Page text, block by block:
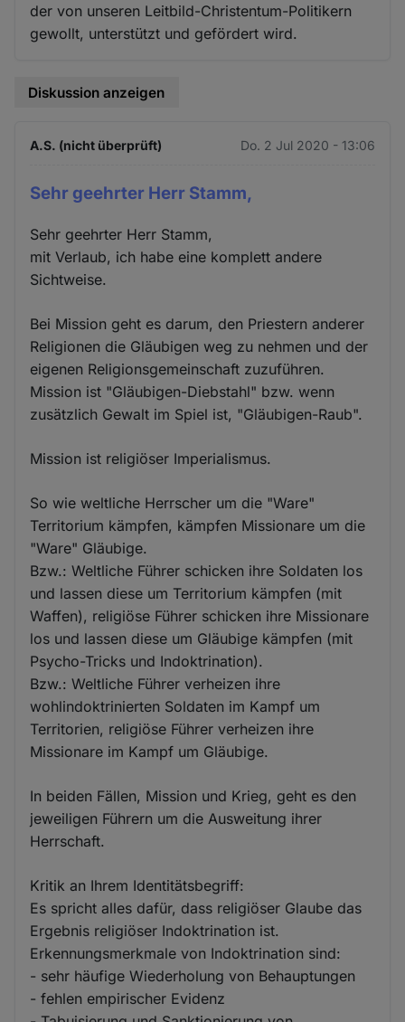
der von unseren Leitbild-Christentum-Politikern
gewollt, unterstützt und gefördert wird.
Diskussion anzeigen
A.S. (nicht überprüft) Do. 2 Jul 2020 - 13:06
Sehr geehrter Herr Stamm,
Sehr geehrter Herr Stamm,
mit Verlaub, ich habe eine komplett andere
Sichtweise.
Bei Mission geht es darum, den Priestern anderer
Religionen die Gläubigen weg zu nehmen und der
eigenen Religionsgemeinschaft zuzuführen.
Mission ist "Gläubigen-Diebstahl" bzw. wenn
zusätzlich Gewalt im Spiel ist, "Gläubigen-Raub".
Mission ist religiöser Imperialismus.
So wie weltliche Herrscher um die "Ware"
Territorium kämpfen, kämpfen Missionare um die
"Ware" Gläubige.
Bzw.: Weltliche Führer schicken ihre Soldaten los
und lassen diese um Territorium kämpfen (mit
Waffen), religiöse Führer schicken ihre Missionare
los und lassen diese um Gläubige kämpfen (mit
Psycho-Tricks und Indoktrination).
Bzw.: Weltliche Führer verheizen ihre
wohlindoktrinierten Soldaten im Kampf um
Territorien, religiöse Führer verheizen ihre
Missionare im Kampf um Gläubige.
In beiden Fällen, Mission und Krieg, geht es den
jeweiligen Führern um die Ausweitung ihrer
Herrschaft.
Kritik an Ihrem Identitätsbegriff:
Es spricht alles dafür, dass religiöser Glaube das
Ergebnis religiöser Indoktrination ist.
Erkennungsmerkmale von Indoktrination sind:
- sehr häufige Wiederholung von Behauptungen
- fehlen empirischer Evidenz